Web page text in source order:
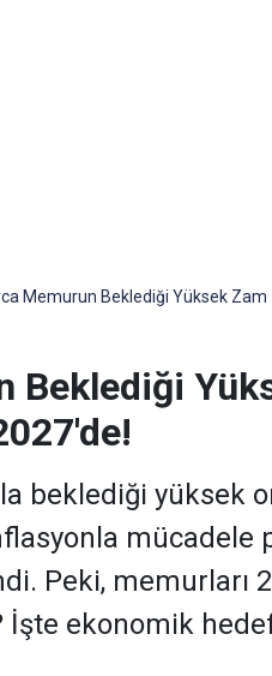
Memurun Beklediği Yüksek Zam
Beklediği
beklediği yüksek
mücadele
Peki, memurları
İşte ekonomik